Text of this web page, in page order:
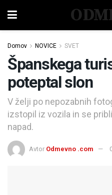
Domov NOVICE SVET
Španskega
poteptal slon
V želji po nepozabnih
izstopil iz vozila in se
napad.
Avtor Odmevno .com